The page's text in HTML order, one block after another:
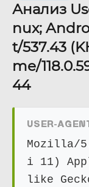
Анализ
nux;
t/537.43
me/
44
USER-
Mozilla/
i 11)
like